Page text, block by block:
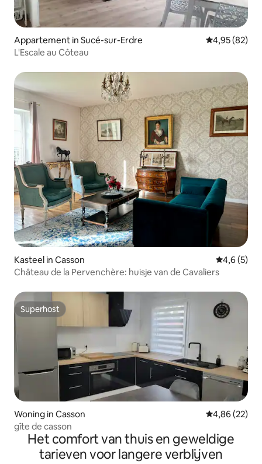
Appartement in Sucé-sur-Erdre Gemiddelde
4,95 (82)
L'Escale au Côteau
Kasteel in Casson
4,6 (5)
Château de la Pervenchère: huisje van de Cavaliers
Superhost
Superhost
Woning in Casson Gemiddelde
4,86 (22)
gîte de casson
Het comfort van thuis en geweldige
tarieven voor langere verblijven